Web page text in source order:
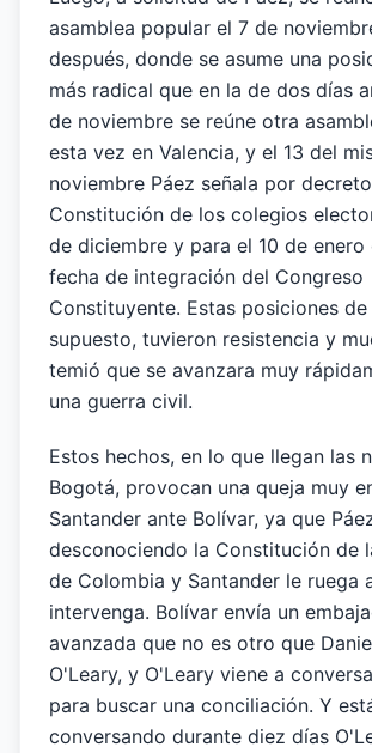
asamblea popular el 7 de
después, donde se asume una
más radical que en la de dos días
de noviembre se reúne otra
esta vez en Valencia, y el 13 del
noviembre Páez señala por
Constitución de los colegios
de diciembre y para el 10 de enero
fecha de integración del Congreso
Constituyente. Estas posiciones
supuesto, tuvieron resistencia y
temió que se avanzara muy
una guerra civil.
Estos hechos, en lo que llegan las
Bogotá, provocan una queja muy
Santander ante Bolívar, ya que
desconociendo la Constitución de
de Colombia y Santander le ruega
intervenga. Bolívar envía un
avanzada que no es otro que
O'Leary, y O'Leary viene a
para buscar una conciliación. Y
conversando durante diez días